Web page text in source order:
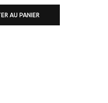
AU PANIER